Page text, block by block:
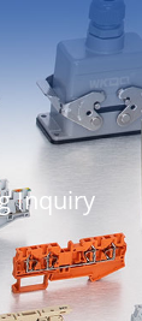
Inquiry